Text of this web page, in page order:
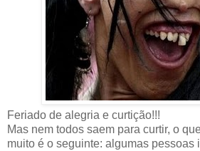
Feriado de alegria e curtição!!!
Mas nem todos saem para curtir, o
muito é o seguinte: algumas pessoas